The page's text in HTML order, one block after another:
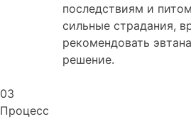
последствиям и
сильные страдания,
рекомендовать
решение.
03
Процесс